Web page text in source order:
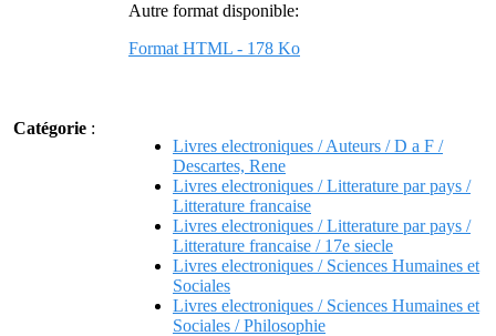
Autre format disponible:
Format HTML - 178 Ko
Catégorie :
Livres electroniques / Auteurs / D a F /
Descartes, Rene
Livres electroniques / Litterature par pays /
Litterature francaise
Livres electroniques / Litterature par pays /
Litterature francaise / 17e siecle
Livres electroniques / Sciences Humaines et
Sociales
Livres electroniques / Sciences Humaines et
Sociales / Philosophie